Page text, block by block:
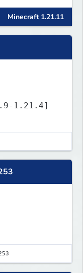
Minecraft 1.21.11
1.21.4]
908213883